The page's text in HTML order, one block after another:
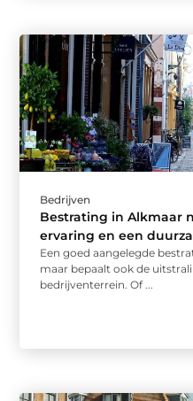
Bedrijven
Bestrating in Alkmaar
ervaring en een
Een goed aangelegde
maar bepaalt ook de
bedrijventerrein. Of ...